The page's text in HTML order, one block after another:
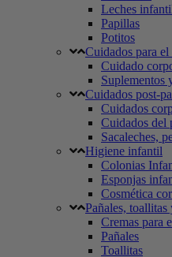
Leches
Papillas
Potitos
Cuidados para el
Cuidado
Suplementos
Cuidados post-
Cuidados
Cuidados del
Sacaleches,
Higiene infantil
Colonias
Esponjas
Cosmética
Pañales,
Cremas para
Pañales
Toallitas